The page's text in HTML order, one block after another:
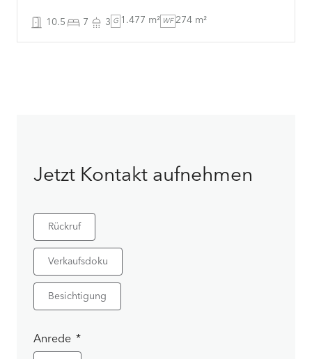
10.5 7 3 G 1.477 m² WF 274 m²
Jetzt Kontakt aufnehmen
Rückruf
Verkaufsdoku
Besichtigung
Anrede